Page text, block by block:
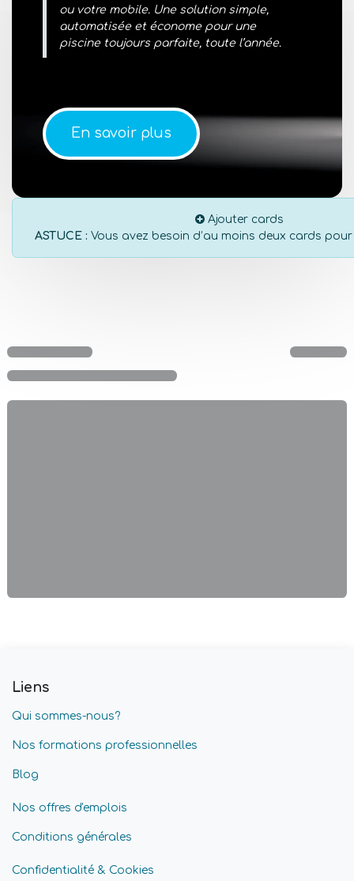
ou votre mobile. Une solution simple,
automatisée et économe pour une
piscine toujours parfaite, toute l’année.
En savoir plus
Ajouter cards
ASTUCE : Vous avez besoin d’au moins deux cards
Liens
Qui sommes-nous?
Nos formations professionnelles
Blog
Nos offres d'emplois
Conditions générales
Confidentialité & Cookies